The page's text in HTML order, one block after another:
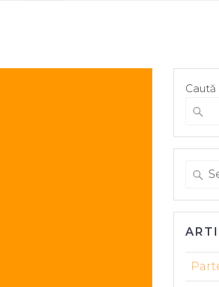
Caută
Search